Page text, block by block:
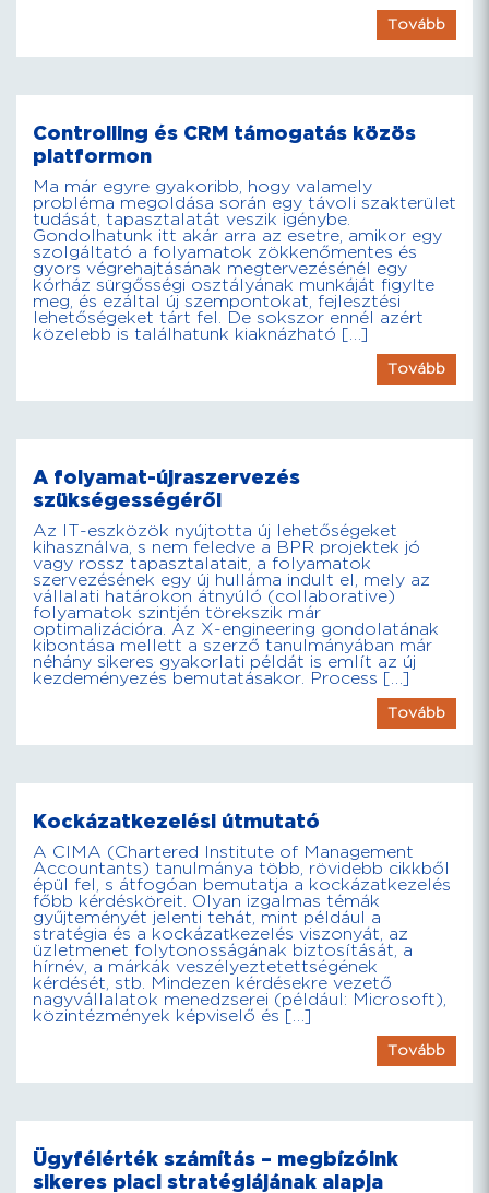
Tovább
Controlling és CRM támogatás közös
platformon
Ma már egyre gyakoribb, hogy valamely
probléma megoldása során egy távoli szakterület
tudását, tapasztalatát veszik igénybe.
Gondolhatunk itt akár arra az esetre, amikor egy
szolgáltató a folyamatok zökkenőmentes és
gyors végrehajtásának megtervezésénél egy
kórház sürgősségi osztályának munkáját figylte
meg, és ezáltal új szempontokat, fejlesztési
lehetőségeket tárt fel. De sokszor ennél azért
közelebb is találhatunk kiaknázható […]
Tovább
A folyamat-újraszervezés
szükségességéről
Az IT-eszközök nyújtotta új lehetőségeket
kihasználva, s nem feledve a BPR projektek jó
vagy rossz tapasztalatait, a folyamatok
szervezésének egy új hulláma indult el, mely az
vállalati határokon átnyúló (collaborative)
folyamatok szintjén törekszik már
optimalizációra. Az X-engineering gondolatának
kibontása mellett a szerző tanulmányában már
néhány sikeres gyakorlati példát is említ az új
kezdeményezés bemutatásakor. Process […]
Tovább
Kockázatkezelési útmutató
A CIMA (Chartered Institute of Management
Accountants) tanulmánya több, rövidebb cikkből
épül fel, s átfogóan bemutatja a kockázatkezelés
főbb kérdésköreit. Olyan izgalmas témák
gyűjteményét jelenti tehát, mint például a
stratégia és a kockázatkezelés viszonyát, az
üzletmenet folytonosságának biztosítását, a
hírnév, a márkák veszélyeztetettségének
kérdését, stb. Mindezen kérdésekre vezető
nagyvállalatok menedzserei (például: Microsoft),
közintézmények képviselő és […]
Tovább
Ügyfélérték számítás – megbízóink
sikeres piaci stratégiájának alapja